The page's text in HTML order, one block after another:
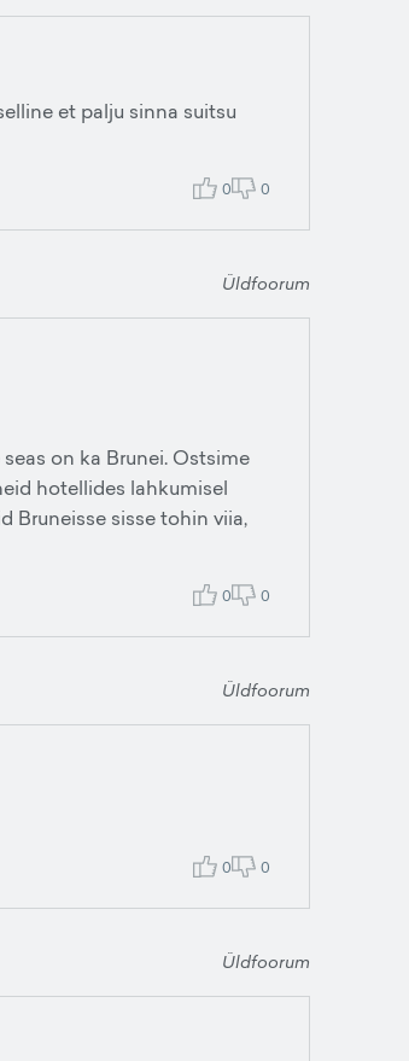
et palju sinna suitsu
0 0
Üldfoorum
on ka Brunei. Ostsime
hotellides lahkumisel
Bruneisse sisse tohin viia,
0 0
Üldfoorum
0 0
Üldfoorum